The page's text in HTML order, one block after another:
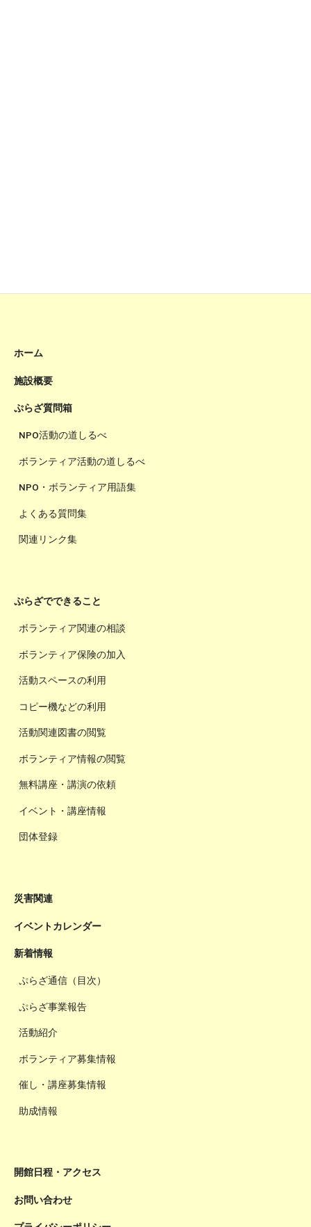
ホーム
施設概要
ぷらざ質問箱
NPO活動の道しるべ
ボランティア活動の道しるべ
NPO・ボランティア用語集
よくある質問集
関連リンク集
ぷらざでできること
ボランティア関連の相談
ボランティア保険の加入
活動スペースの利用
コピー機などの利用
活動関連図書の閲覧
ボランティア情報の閲覧
無料講座・講演の依頼
イベント・講座情報
団体登録
災害関連
イベントカレンダー
新着情報
ぷらざ通信（目次）
ぷらざ事業報告
活動紹介
ボランティア募集情報
催し・講座募集情報
助成情報
開館日程・アクセス
お問い合わせ